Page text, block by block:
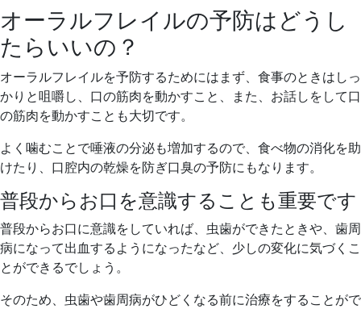
オーラルフレイルの予防はどうし
たらいいの？
オーラルフレイルを予防するためにはまず、食事のときはしっ
かりと咀嚼し、口の筋肉を動かすこと、また、お話しをして口
の筋肉を動かすことも大切です。
よく噛むことで唾液の分泌も増加するので、食べ物の消化を助
けたり、口腔内の乾燥を防ぎ口臭の予防にもなります。
普段からお口を意識することも重要です
普段からお口に意識をしていれば、虫歯ができたときや、歯周
病になって出血するようになったなど、少しの変化に気づくこ
とができるでしょう。
そのため、虫歯や歯周病がひどくなる前に治療をすることがで